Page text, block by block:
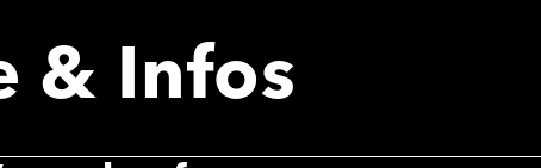
& Infos